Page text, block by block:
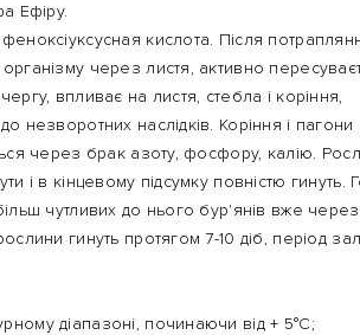
Ефіру.
кислота. Після
через листя, активно
впливає на листя, стебла і коріння,
незворотних наслідків. Коріння і пагони
через брак азоту, фосфору, калію.
і в кінцевому підсумку повністю гинуть.
чутливих до нього бур'янів вже
гинуть протягом 7-10 діб, період
діапазоні, починаючи від + 5°С;